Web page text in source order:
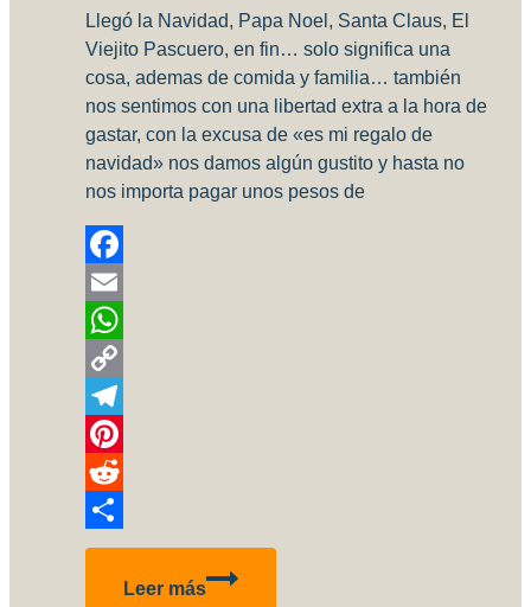
Llegó la Navidad, Papa Noel, Santa Claus, El
Viejito Pascuero, en fin… solo significa una
cosa, ademas de comida y familia… también
nos sentimos con una libertad extra a la hora de
gastar, con la excusa de «es mi regalo de
navidad» nos damos algún gustito y hasta no
nos importa pagar unos pesos de
Facebook
Email
WhatsApp
Copy
Link
Telegram
Pinterest
Reddit
Compartir
Leer más
Llega